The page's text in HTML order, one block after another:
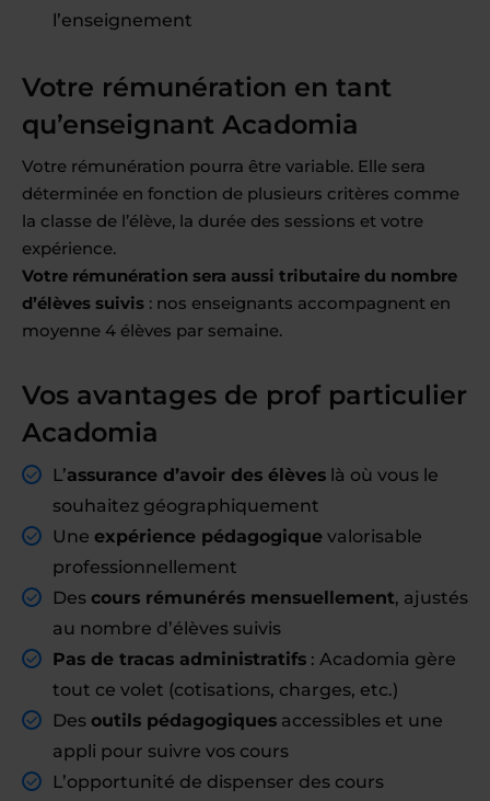
l’enseignement
Votre rémunération en tant
qu’enseignant Acadomia
Votre rémunération pourra être variable. Elle sera
déterminée en fonction de plusieurs critères comme
la classe de l’élève, la durée des sessions et votre
expérience.
Votre rémunération sera aussi tributaire du nombre
d’élèves suivis : nos enseignants accompagnent en
moyenne 4 élèves par semaine.
Vos avantages de prof particulier
Acadomia
L’assurance d’avoir des élèves là où vous le
souhaitez géographiquement
Une expérience pédagogique valorisable
professionnellement
Des cours rémunérés mensuellement, ajustés
au nombre d’élèves suivis
Pas de tracas administratifs : Acadomia gère
tout ce volet (cotisations, charges, etc.)
Des outils pédagogiques accessibles et une
appli pour suivre vos cours
L’opportunité de dispenser des cours